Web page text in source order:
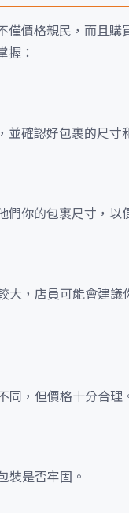
價格親民，而且
握：
確認好包裹的尺寸
你的包裹尺寸，以
，店員可能會建
同，但價格十分合理
裝是否牢固。